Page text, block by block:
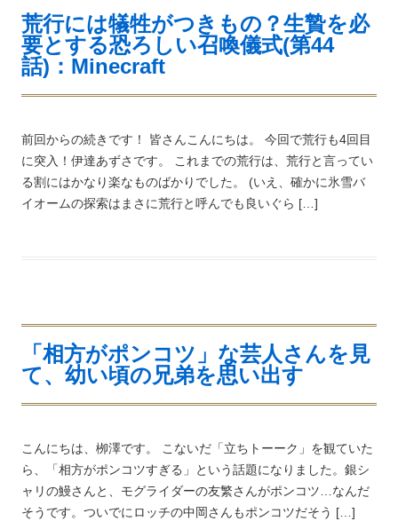
荒行には犠牲がつきもの？生贄を必
要とする恐ろしい召喚儀式(第44
話)：Minecraft
前回からの続きです！ 皆さんこんにちは。 今回で荒行も4回目
に突入！伊達あずさです。 これまでの荒行は、荒行と言ってい
る割にはかなり楽なものばかりでした。 (いえ、確かに氷雪バ
イオームの探索はまさに荒行と呼んでも良いぐら […]
「相方がポンコツ」な芸人さんを見
て、幼い頃の兄弟を思い出す
こんにちは、栁澤です。 こないだ「立ちトーーク」を観ていた
ら、「相方がポンコツすぎる」という話題になりました。銀シ
ャリの鰻さんと、モグライダーの友繁さんがポンコツ…なんだ
そうです。ついでにロッチの中岡さんもポンコツだそう […]